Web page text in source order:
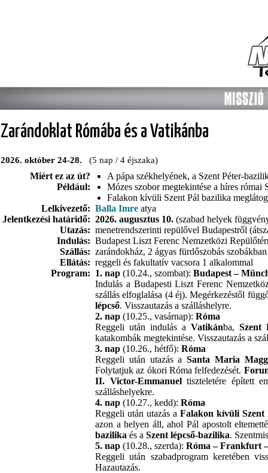
Zarándoklat Rómába és a Vatikánba
2026. október 24-28. (5 nap / 4 éjszaka)
Miért ez az út?
Például:
A pápa székhelyének, a Szent Péter-
Mózes szobor megtekintése a híres
Falakon kívüli Szent Pál bazilika
Lelkivezető: Balla Imre atya
Jelentkezési határidő: 2026. augusztus 10. (szabad helyek
Utazás: menetrendszerinti repülővel Budapestről
Indulás: Budapest Liszt Ferenc Nemzetközi
Szállás: zarándokház, 2 ágyas fürdőszobás szobákban
Ellátás: reggeli és fakultatív vacsora 1 alkalommal
Program: 1. nap (10.24., szombat): Budapest –
Indulás a Budapesti Liszt Ferenc
szállás elfoglalása (4 éj). Megérkezéstől
lépcső. Visszautazás a szálláshelyre.
2. nap (10.25., vasárnap): Róma
Reggeli után indulás a Vatikánba, Szent
katakombák megtekintése. Visszautazás a
3. nap (10.26., hétfő): Róma
Reggeli után utazás aSanta Maria
Folytatjuk az ókori Róma felfedezését.
II. Victor-Emmanueltiszteletére épített
szálláshelyekre.
4. nap (10.27., kedd): Róma
Reggeli után utazás aFalakon kívüli Szent
azon a helyen áll, ahol Pál apostolt
bazilika és a Szent lépcső-bazilika.
5. nap (10.28., szerda): Róma – Frankfurt
Reggeli után szabadprogram keretében
Hazautazás.